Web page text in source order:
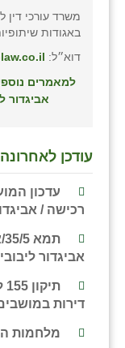
משרד עורכי דין
באגודות
דוא״ל:
למאמרים
אביגדור
עודכן
עדכון
רכישה /
אביגדור
דירות
מלחמות